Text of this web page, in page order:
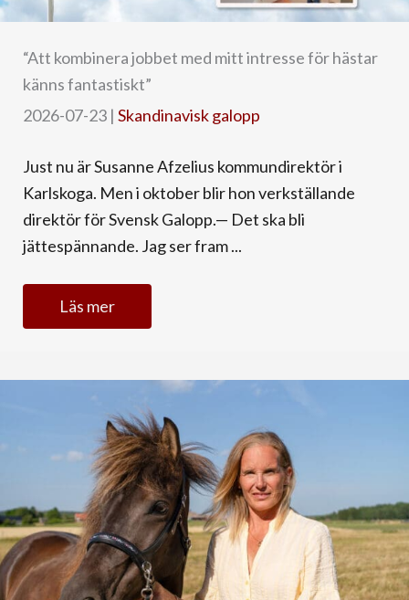
“Att kombinera jobbet med mitt intresse för hästar
känns fantastiskt”
2026-07-23 | Skandinavisk galopp
Just nu är Susanne Afzelius kommundirektör i
Karlskoga. Men i oktober blir hon verkställande
direktör för Svensk Galopp.— Det ska bli
jättespännande. Jag ser fram ...
Läs mer